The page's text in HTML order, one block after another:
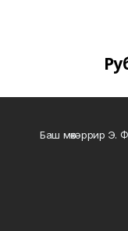
Баш мөхәррир Э.